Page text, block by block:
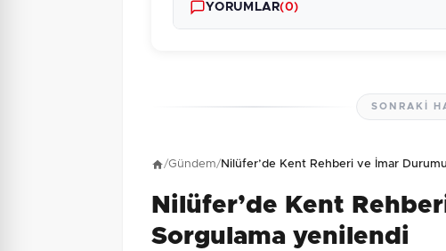
Güvenlik Sorusu: 4 + 2 = ?
YORUMLAR(0)
SONRAKI
/Gündem/Nilüfer’de Kent Rehberi ve İmar
Nilüfer’de Kent
Sorgulama yenilendi